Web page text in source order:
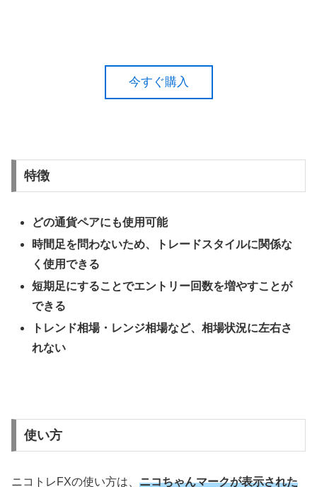
今すぐ購入
特徴
どの通貨ペアにも使用可能
時間足を問わないため、トレードスタイルに関係な
く使用できる
短期足にすることでエントリー回数を増やすことが
できる
トレンド相場・レンジ相場など、相場状況に左右さ
れない
使い方
ニコトレFXの使い方は、 ニコちゃんマークが表示された